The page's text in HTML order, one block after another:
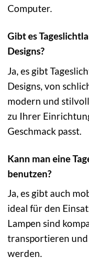
Computer.
Gibt es
Designs?
Ja, es gibt
Designs, von
modern und
zu Ihrer
Geschmack passt.
Kann man eine
benutzen?
Ja, es gibt auch
ideal für den
Lampen sind
transportieren
werden.